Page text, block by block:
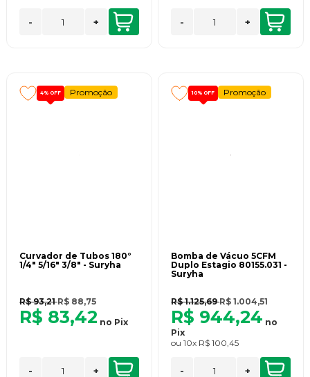
- + - +
4% OFF Promoção
Curvador de Tubos 180°
1/4" 5/16" 3/8" - Suryha
R$ 93,21R$ 88,75
R$ 83,42 no Pix
- +
10% OFF Promoção
Bomba de Vácuo 5CFM
Duplo Estagio 80155.031 -
Suryha
R$ 1.125,69R$ 1.004,51
R$ 944,24 no
Pix
ou 10x R$ 100,45
- +